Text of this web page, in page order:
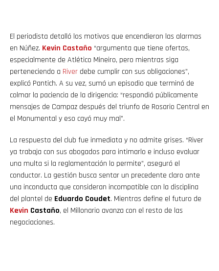
El periodista detalló los motivos que encendieron las alarmas
en Núñez. Kevin Castaño “argumenta que tiene ofertas,
especialmente de Atlético Mineiro, pero mientras siga
perteneciendo a River debe cumplir con sus obligaciones”,
explicó Pantich. A su vez, sumó un episodio que terminó de
colmar la paciencia de la dirigencia: “respondió públicamente
mensajes de Campaz después del triunfo de Rosario Central en
el Monumental y eso cayó muy mal”.
La respuesta del club fue inmediata y no admite grises. “River
ya trabaja con sus abogados para intimarlo e incluso evaluar
una multa si la reglamentación lo permite”, aseguró el
conductor. La gestión busca sentar un precedente claro ante
una inconducta que consideran incompatible con la disciplina
del plantel de Eduardo Coudet. Mientras define el futuro de
Kevin Castaño, el Millonario avanza con el resto de las
negociaciones.